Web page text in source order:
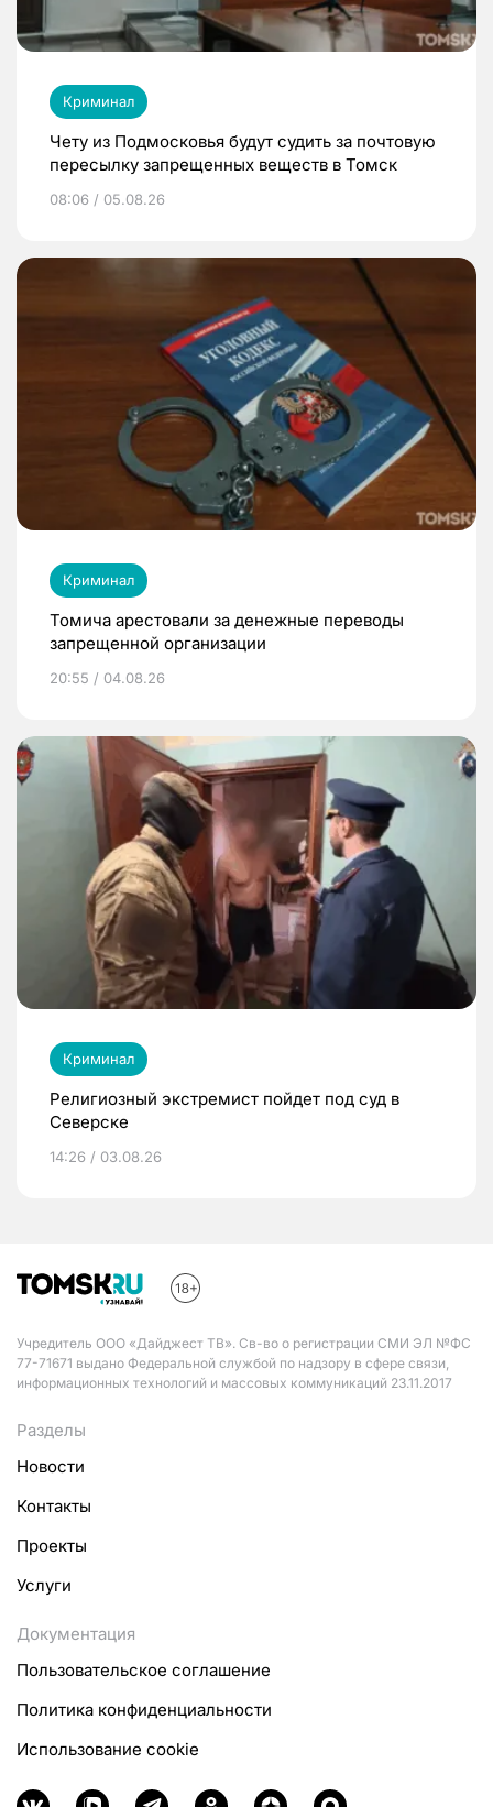
Криминал
Чету из Подмосковья будут судить за почтовую
пересылку запрещенных веществ в Томск
08:06 / 05.08.26
Криминал
Томича арестовали за денежные переводы
запрещенной организации
20:55 / 04.08.26
Криминал
Религиозный экстремист пойдет под суд в
Северске
14:26 / 03.08.26
Учредитель ООО «Дайджест ТВ». Св-во о регистрации СМИ ЭЛ №ФС
77-71671 выдано Федеральной службой по надзору в сфере связи,
информационных технологий и массовых коммуникаций 23.11.2017
Разделы
Новости
Контакты
Проекты
Услуги
Документация
Пользовательское соглашение
Политика конфиденциальности
Использование cookie